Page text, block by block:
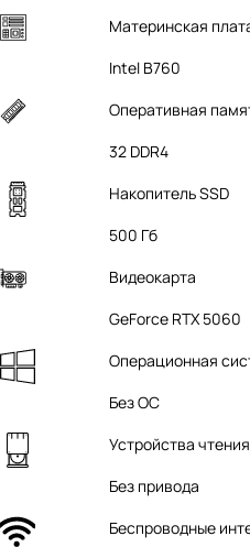
Материнская
Intel B760
Оперативная
32 DDR4
Накопитель SSD
500 Гб
Видеокарта
GeForce RTX 5060
Операционная
Без ОС
Устройства чтения
Без привода
Беспроводные